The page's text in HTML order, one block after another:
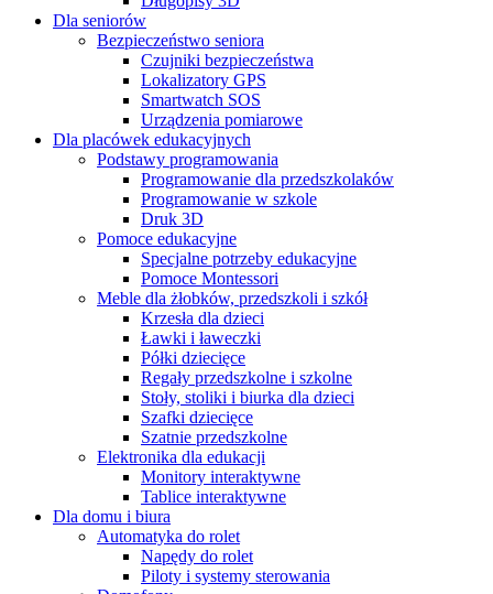
Dla seniorów
Bezpieczeństwo seniora
Czujniki bezpieczeństwa
Lokalizatory GPS
Smartwatch SOS
Urządzenia pomiarowe
Dla placówek edukacyjnych
Podstawy programowania
Programowanie dla przedszkolaków
Programowanie w szkole
Druk 3D
Pomoce edukacyjne
Specjalne potrzeby edukacyjne
Pomoce Montessori
Meble dla żłobków, przedszkoli i szkół
Krzesła dla dzieci
Ławki i ławeczki
Półki dziecięce
Regały przedszkolne i szkolne
Stoły, stoliki i biurka dla dzieci
Szafki dziecięce
Szatnie przedszkolne
Elektronika dla edukacji
Monitory interaktywne
Tablice interaktywne
Dla domu i biura
Automatyka do rolet
Napędy do rolet
Piloty i systemy sterowania